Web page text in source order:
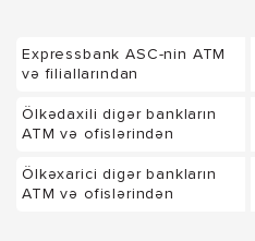
Expressbank ASC-nin ATM
və filiallarından
Ölkədaxili digər bankların
ATM və ofislərindən
Ölkəxarici digər bankların
ATM və ofislərindən